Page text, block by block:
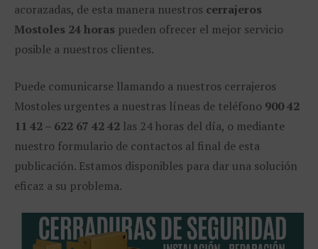
acorazadas, de esta manera nuestros cerrajeros
Mostoles 24 horas pueden ofrecer el mejor servicio
posible a nuestros clientes.
Puede comunicarse llamando a nuestros cerrajeros
Mostoles urgentes a nuestras líneas de teléfono 900 42
11 42 – 622 67 42 42 las 24 horas del día, o mediante
nuestro formulario de contactos al final de esta
publicación. Estamos disponibles para dar una solución
eficaz a su problema.